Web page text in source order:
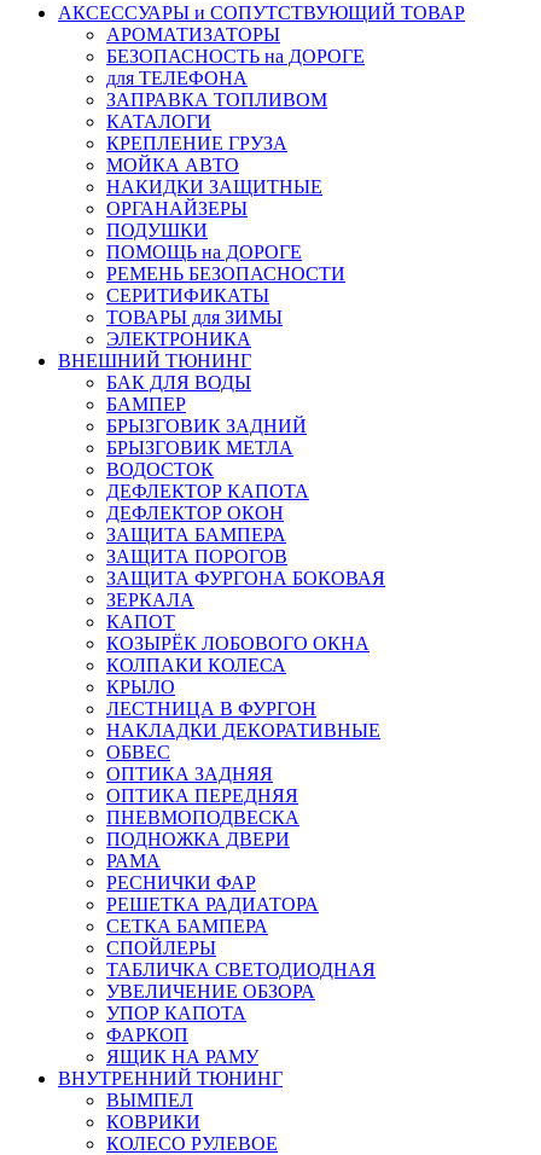
АКСЕССУАРЫ и СОПУТСТВУЮЩИЙ ТОВАР
АРОМАТИЗАТОРЫ
БЕЗОПАСНОСТЬ на ДОРОГЕ
для ТЕЛЕФОНА
ЗАПРАВКА ТОПЛИВОМ
КАТАЛОГИ
КРЕПЛЕНИЕ ГРУЗА
МОЙКА АВТО
НАКИДКИ ЗАЩИТНЫЕ
ОРГАНАЙЗЕРЫ
ПОДУШКИ
ПОМОЩЬ на ДОРОГЕ
РЕМЕНЬ БЕЗОПАСНОСТИ
СЕРИТИФИКАТЫ
ТОВАРЫ для ЗИМЫ
ЭЛЕКТРОНИКА
ВНЕШНИЙ ТЮНИНГ
БАК ДЛЯ ВОДЫ
БАМПЕР
БРЫЗГОВИК ЗАДНИЙ
БРЫЗГОВИК МЕТЛА
ВОДОСТОК
ДЕФЛЕКТОР КАПОТА
ДЕФЛЕКТОР ОКОН
ЗАЩИТА БАМПЕРА
ЗАЩИТА ПОРОГОВ
ЗАЩИТА ФУРГОНА БОКОВАЯ
ЗЕРКАЛА
КАПОТ
КОЗЫРЁК ЛОБОВОГО ОКНА
КОЛПАКИ КОЛЕСА
КРЫЛО
ЛЕСТНИЦА В ФУРГОН
НАКЛАДКИ ДЕКОРАТИВНЫЕ
ОБВЕС
ОПТИКА ЗАДНЯЯ
ОПТИКА ПЕРЕДНЯЯ
ПНЕВМОПОДВЕСКА
ПОДНОЖКА ДВЕРИ
РАМА
РЕСНИЧКИ ФАР
РЕШЕТКА РАДИАТОРА
СЕТКА БАМПЕРА
СПОЙЛЕРЫ
ТАБЛИЧКА СВЕТОДИОДНАЯ
УВЕЛИЧЕНИЕ ОБЗОРА
УПОР КАПОТА
ФАРКОП
ЯЩИК НА РАМУ
ВНУТРЕННИЙ ТЮНИНГ
ВЫМПЕЛ
КОВРИКИ
КОЛЕСО РУЛЕВОЕ